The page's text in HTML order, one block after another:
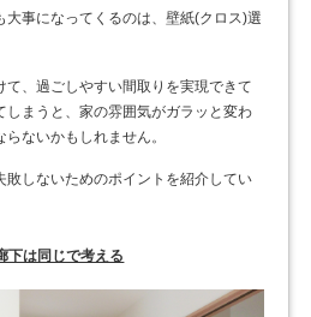
大事になってくるのは、壁紙(クロス)選
て、過ごしやすい間取りを実現できて
しまうと、家の雰囲気がガラッと変わ
ないかもしれません。
敗しないためのポイントを紹介してい
は同じで考える